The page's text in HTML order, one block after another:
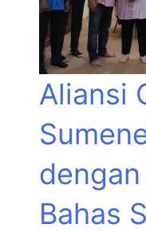
Aliansi
Bahas